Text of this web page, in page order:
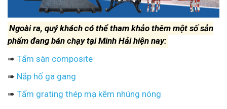
Ngoài ra, quý khách có thể tham khảo thêm một số sản
phẩm đang bán chạy tại Minh Hải hiện nay:
➠ Tấm sàn composite
➠ Nắp hố ga gang
➠ Tấm grating thép mạ kẽm nhúng nóng